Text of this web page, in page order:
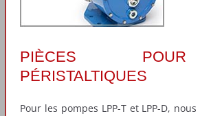
PIÈCES
PÉRISTALTIQUES
Pour les pompes LPP-T et LPP-D,